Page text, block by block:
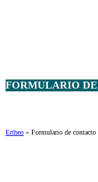
FORMULARIO DE
Ertheo » Formulario de contacto